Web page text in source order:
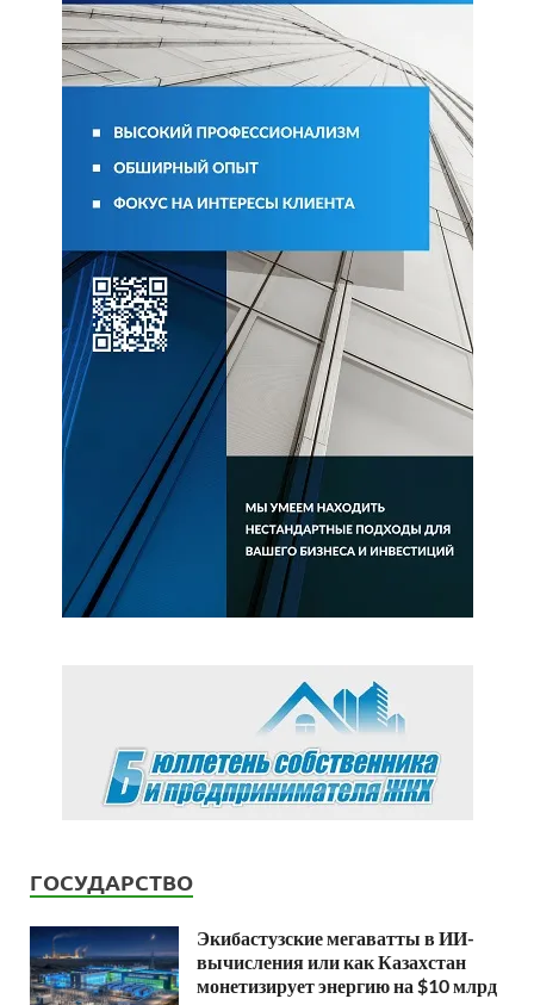
ГОСУДАРСТВО
Экибастузские мегаватты в ИИ-
вычисления или как Казахстан
монетизирует энергию на $10 млрд